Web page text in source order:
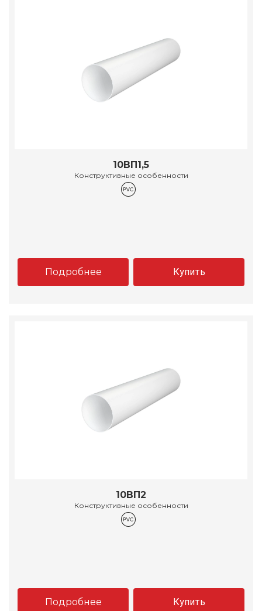
10ВП1,5
Конструктивные особенности
Подробнее Купить
10ВП2
Конструктивные особенности
Подробнее Купить